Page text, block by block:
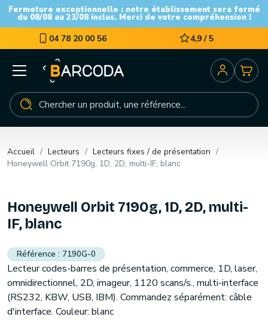
Fermeture exceptionnelle : notre établissement sera fermé
du 08/08 au 23/08 inclus. Merci de votre compréhension !
04 78 20 00 56 4,9 / 5
Accueil Lecteurs
Lecteurs fixes / de présentation
Honeywell Orbit 7190g, 1D, 2D, multi-IF, blanc
Honeywell Orbit 7190g, 1D, 2D, multi-
IF, blanc
7190G-0
Lecteur codes-barres de présentation, commerce, 1D, laser,
omnidirectionnel, 2D, imageur, 1120 scans/s., multi-interface
(RS232, KBW, USB, IBM). Commandez séparément: câble
d'interface. Couleur: blanc